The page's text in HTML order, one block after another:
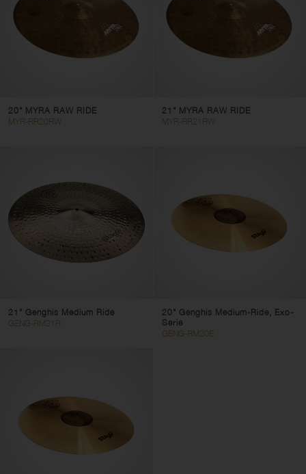
20" MYRA RAW RIDE
MYR-RR20RW
21" MYRA RAW RIDE
MYR-RR21RW
21" Genghis Medium Ride
GENG-RM21R
20" Genghis Medium-Ride, Exo-
Serie
GENG-RM20E